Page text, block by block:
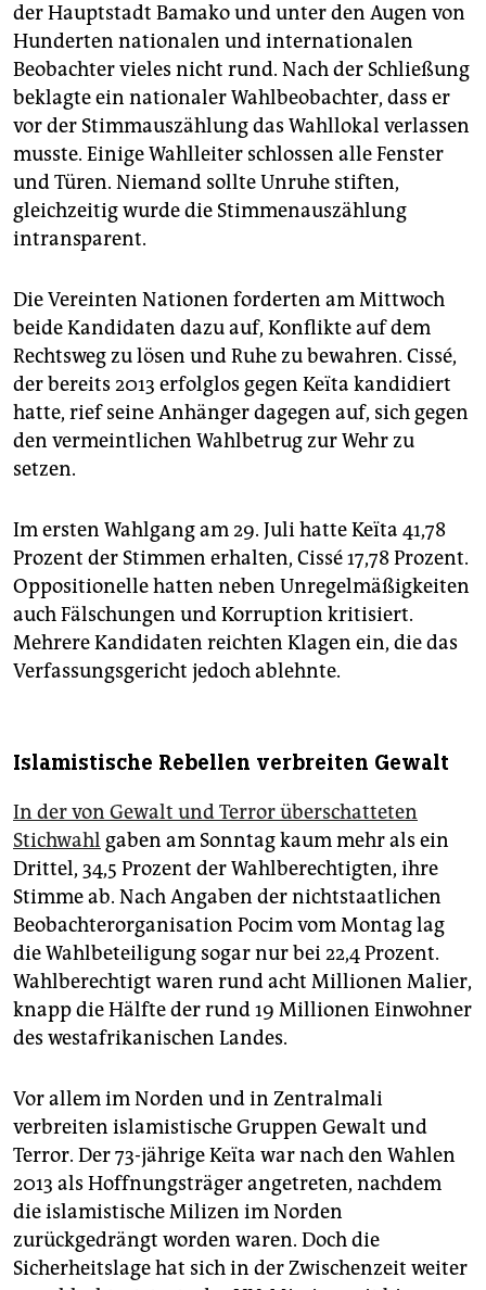
der Hauptstadt Bamako und unter den Augen von
Hunderten na­tio­na­len und internationalen
Beobachter vieles nicht rund. Nach der Schließung
beklagte ein nationaler Wahlbeobachter, dass er
vor der Stimmauszählung das Wahllokal verlassen
musste. Einige Wahlleiter schlossen alle Fenster
und Türen. Niemand sollte Unruhe stiften,
gleichzeitig wurde die Stimmenauszählung
intransparent.
Die Vereinten Nationen forderten am Mittwoch
beide Kandidaten dazu auf, Konflikte auf dem
Rechtsweg zu lösen und Ruhe zu bewahren. Cissé,
der bereits 2013 erfolglos gegen Keïta kandidiert
hatte, rief seine Anhänger dagegen auf, sich gegen
den vermeintlichen Wahlbetrug zur Wehr zu
setzen.
Im ersten Wahlgang am 29. Juli hatte Keïta 41,78
Prozent der Stimmen erhalten, Cissé 17,78 Prozent.
Oppositionelle hatten neben Unregelmäßigkeiten
auch Fälschungen und Korruption kritisiert.
Mehrere Kandidaten reichten Klagen ein, die das
Verfassungsgericht jedoch ablehnte.
Islamistische Rebellen verbreiten Gewalt
In der von Gewalt und Terror überschatteten
Stichwahl gaben am Sonntag kaum mehr als ein
Drittel, 34,5 Prozent der Wahlberechtigten, ihre
Stimme ab. Nach Angaben der nichtstaatlichen
Beobachterorganisation Pocim vom Montag lag
die Wahlbeteiligung sogar nur bei 22,4 Prozent.
Wahlberechtigt waren rund acht Millionen Malier,
knapp die Hälfte der rund 19 Millionen Einwohner
des westafrikanischen Landes.
Vor allem im Norden und in Zentralmali
verbreiten islamistische Gruppen Gewalt und
Terror. Der 73-jährige Keïta war nach den Wahlen
2013 als Hoffnungsträger angetreten, nachdem
die islamistische Milizen im Norden
zurückgedrängt worden waren. Doch die
Sicherheitslage hat sich in der Zwischenzeit weiter